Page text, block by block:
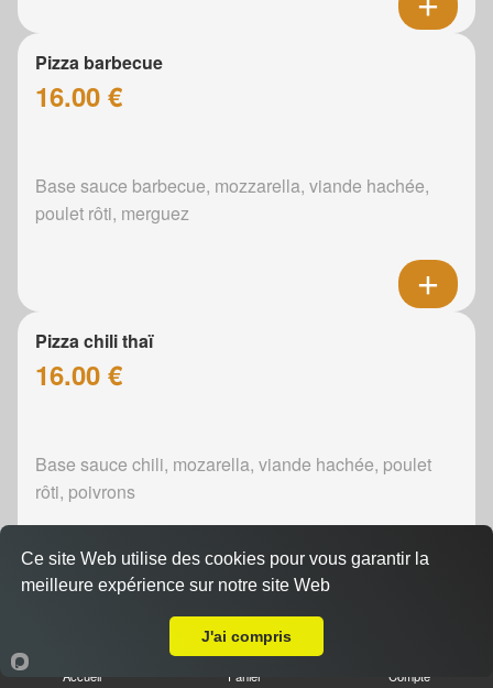
Pizza barbecue
16.00 €
Base sauce barbecue, mozzarella, viande hachée,
poulet rôti, merguez
Pizza chili thaï
16.00 €
Base sauce chili, mozarella, viande hachée, poulet
rôti, poivrons
Accueil Panier Compte
Ce site Web utilise des cookies pour vous garantir la
meilleure expérience sur notre site Web
J'ai compris